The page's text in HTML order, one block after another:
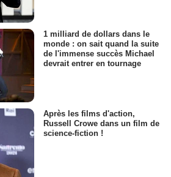
1 milliard de dollars dans le
monde : on sait quand la suite
de l'immense succès Michael
devrait entrer en tournage
Après les films d'action,
Russell Crowe dans un film de
science-fiction !